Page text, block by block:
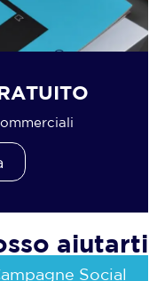
aiutarti
Social